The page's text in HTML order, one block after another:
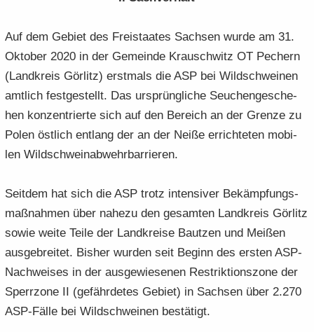
Auf dem Ge­biet des Frei­staa­tes Sach­sen wurde am 31.
Ok­to­ber 2020 in der Ge­mein­de Krausch­witz OT Pech­ern
(Land­kreis Gör­litz) erst­mals die ASP bei Wild­schwei­nen
amt­lich fest­ge­stellt. Das ur­sprüng­li­che Seu­chen­ge­sche­
hen kon­zen­trier­te sich auf den Be­reich an der Gren­ze zu
Polen öst­lich ent­lang der an der Neiße er­rich­te­ten mo­bi­
len Wild­schwein­ab­wehr­bar­rie­ren.
Seit­dem hat sich die ASP trotz in­ten­si­ver Be­kämp­fungs­
maß­nah­men über na­he­zu den ge­sam­ten Land­kreis Gör­litz
sowie weite Teile der Land­krei­se Baut­zen und Mei­ßen
aus­ge­brei­tet. Bis­her wur­den seit Be­ginn des ers­ten ASP-​
Nachweises in der aus­ge­wie­se­nen Re­strik­ti­ons­zo­ne der
Sperr­zo­ne II (ge­fähr­de­tes Ge­biet) in Sach­sen über 2.270
ASP-​Fälle bei Wild­schwei­nen be­stä­tigt.